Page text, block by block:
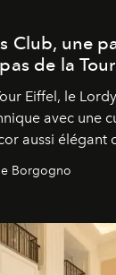
Club, une
de la
Eiffel, le
avec une
aussi élégant
Borgogno